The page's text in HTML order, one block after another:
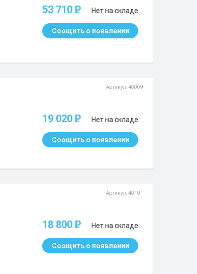
53 710 P Нет на складе
Соощить о появлении
Артикул: 40069
19 020 P Нет на складе
Соощить о появлении
Артикул: 40101
18 800 P Нет на складе
Соощить о появлении